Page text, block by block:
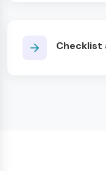
Checklist